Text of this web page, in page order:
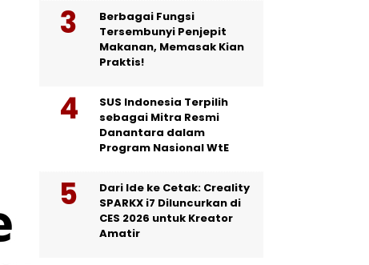
Berbagai Fungsi
Tersembunyi Penjepit
Makanan, Memasak Kian
Praktis!
SUS Indonesia Terpilih
sebagai Mitra Resmi
Danantara dalam
Program Nasional WtE
Dari Ide ke Cetak: Creality
SPARKX i7 Diluncurkan di
CES 2026 untuk Kreator
Amatir